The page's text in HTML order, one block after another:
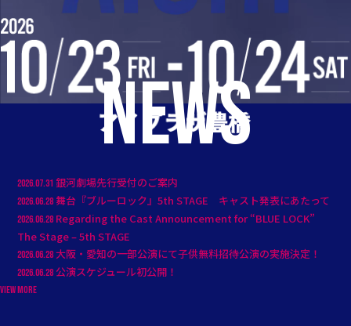
NEWS
2026.07.31 銀河劇場先行受付のご案内
2026.06.28 舞台『ブルーロック』5th STAGE キャスト発表にあたって
2026.06.28 Regarding the Cast Announcement for “BLUE LOCK”
The Stage – 5th STAGE
2026.06.28 大阪・愛知の一部公演にて子供無料招待公演の実施決定！
2026.06.28 公演スケジュール初公開！
VIEW MORE